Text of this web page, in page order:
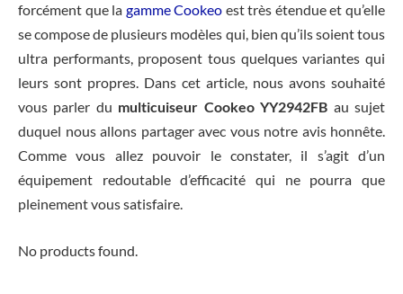
forcément que la gamme Cookeo est très étendue et qu’elle
se compose de plusieurs modèles qui, bien qu’ils soient tous
ultra performants, proposent tous quelques variantes qui
leurs sont propres. Dans cet article, nous avons souhaité
vous parler du multicuiseur Cookeo YY2942FB au sujet
duquel nous allons partager avec vous notre avis honnête.
Comme vous allez pouvoir le constater, il s’agit d’un
équipement redoutable d’efficacité qui ne pourra que
pleinement vous satisfaire.
No products found.